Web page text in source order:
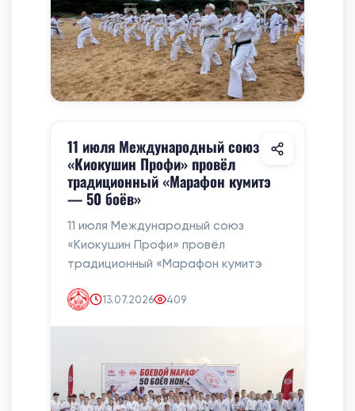
11 июля Международный союз
«Киокушин Профи» провёл
традиционный «Марафон кумитэ
— 50 боёв»
11 июля Международный союз
«Киокушин Профи» провёл
традиционный «Марафон кумитэ
13.07.2026 409